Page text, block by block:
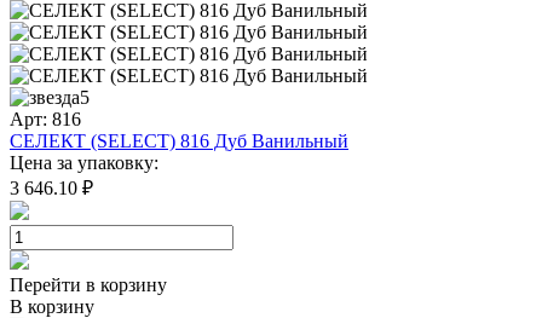
5
Арт: 816
СЕЛЕКТ (SELECT) 816 Дуб Ванильный
Цена за упаковку:
3 646.10 ₽
Перейти в корзину
В корзину